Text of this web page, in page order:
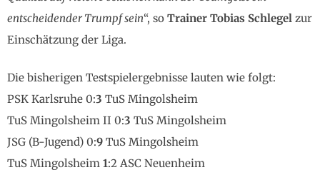
entscheidender Trumpf sein“, so Trainer Tobias Schlegel zur
Einschätzung der Liga.
Die bisherigen Testspielergebnisse lauten wie folgt:
PSK Karlsruhe 0:3 TuS Mingolsheim
TuS Mingolsheim II 0:3 TuS Mingolsheim
JSG (B-Jugend) 0:9 TuS Mingolsheim
TuS Mingolsheim 1:2 ASC Neuenheim